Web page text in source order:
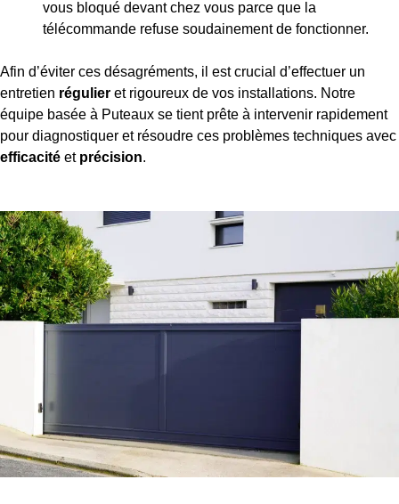
vous bloqué devant chez vous parce que la
télécommande refuse soudainement de fonctionner.
Afin d’éviter ces désagréments, il est crucial d’effectuer un
entretien régulier et rigoureux de vos installations. Notre
équipe basée à Puteaux se tient prête à intervenir rapidement
pour diagnostiquer et résoudre ces problèmes techniques avec
efficacité et précision.